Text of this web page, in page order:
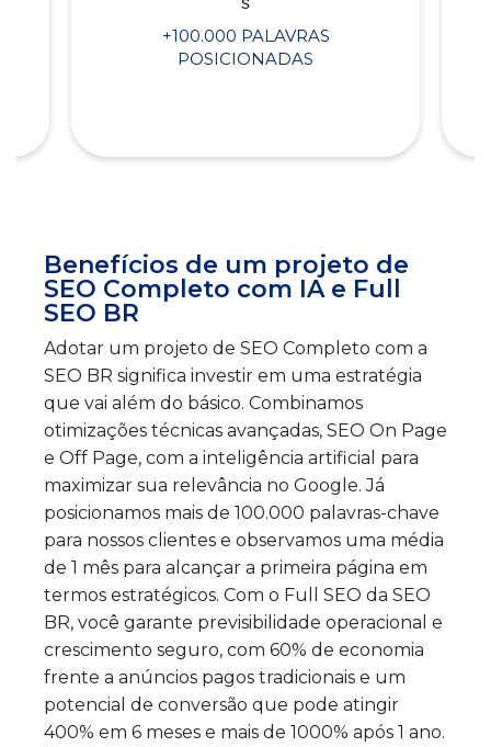
+100.000 PALAVRAS
POSICIONADAS
Benefícios de um projeto de
SEO Completo com IA e Full
SEO BR
Adotar um projeto de SEO Completo com a
SEO BR significa investir em uma estratégia
que vai além do básico. Combinamos
otimizações técnicas avançadas, SEO On Page
e Off Page, com a inteligência artificial para
maximizar sua relevância no Google. Já
posicionamos mais de 100.000 palavras-chave
para nossos clientes e observamos uma média
de 1 mês para alcançar a primeira página em
termos estratégicos. Com o Full SEO da SEO
BR, você garante previsibilidade operacional e
crescimento seguro, com 60% de economia
frente a anúncios pagos tradicionais e um
potencial de conversão que pode atingir
400% em 6 meses e mais de 1000% após 1 ano.